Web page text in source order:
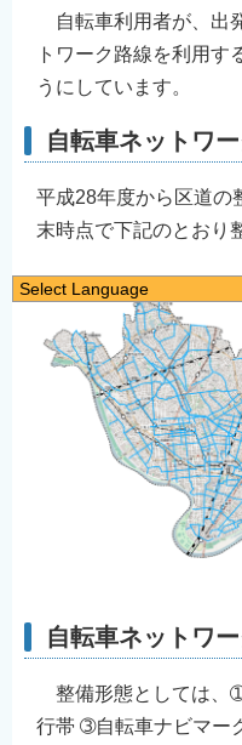
自転車利用者が、出
トワーク路線を利用す
うにしています。
自転車ネットワ
平成28年度から区道の
末時点で下記のとおり
自転車ネットワ
整備形態としては、
行帯 ➂自転車ナビマー
Select Language
English
简体中文